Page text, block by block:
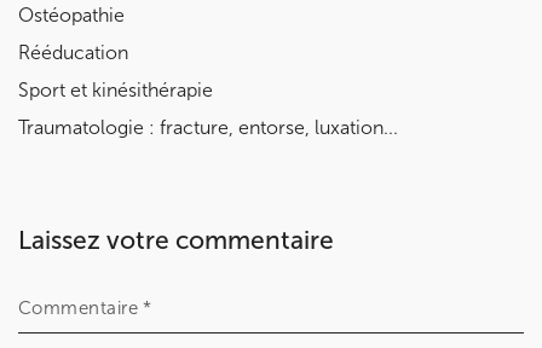
Ostéopathie
Rééducation
Sport et kinésithérapie
Traumatologie : fracture, entorse, luxation...
Laissez votre commentaire
Commentaire *